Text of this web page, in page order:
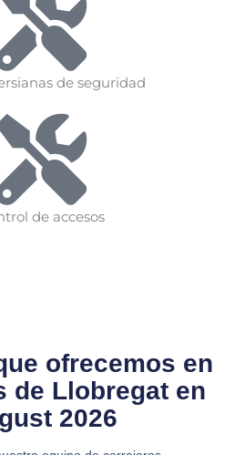
de seguridad
de accesos
ofrecemos en
de Llobregat en
2026